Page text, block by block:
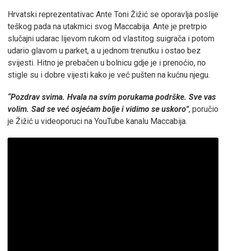
Hrvatski reprezentativac Ante Toni Žižić se oporavlja poslije
teškog pada na utakmici svog Maccabija. Ante je pretrpio
slučajni udarac lijevom rukom od vlastitog suigrača i potom
udario glavom u parket, a u jednom trenutku i ostao bez
svijesti. Hitno je prebačen u bolnicu gdje je i prenoćio, no
stigle su i dobre vijesti kako je već pušten na kućnu njegu.
“Pozdrav svima. Hvala na svim porukama podrške. Sve vas
volim. Sad se već osjećam bolje i vidimo se uskoro”, poručio
je Žižić u videoporuci na YouTube kanalu Maccabija.